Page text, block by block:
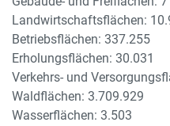
Landwirtschaftsflächen:
Betriebsflächen: 337.255
Erholungsflächen: 30.031
Verkehrs- und
Waldflächen: 3.709.929
Wasserflächen: 3.503